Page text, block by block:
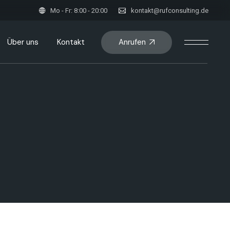
Mo - Fr: 8:00 - 20:00 kontakt@rufconsulting.de
Über uns Kontakt Anrufen